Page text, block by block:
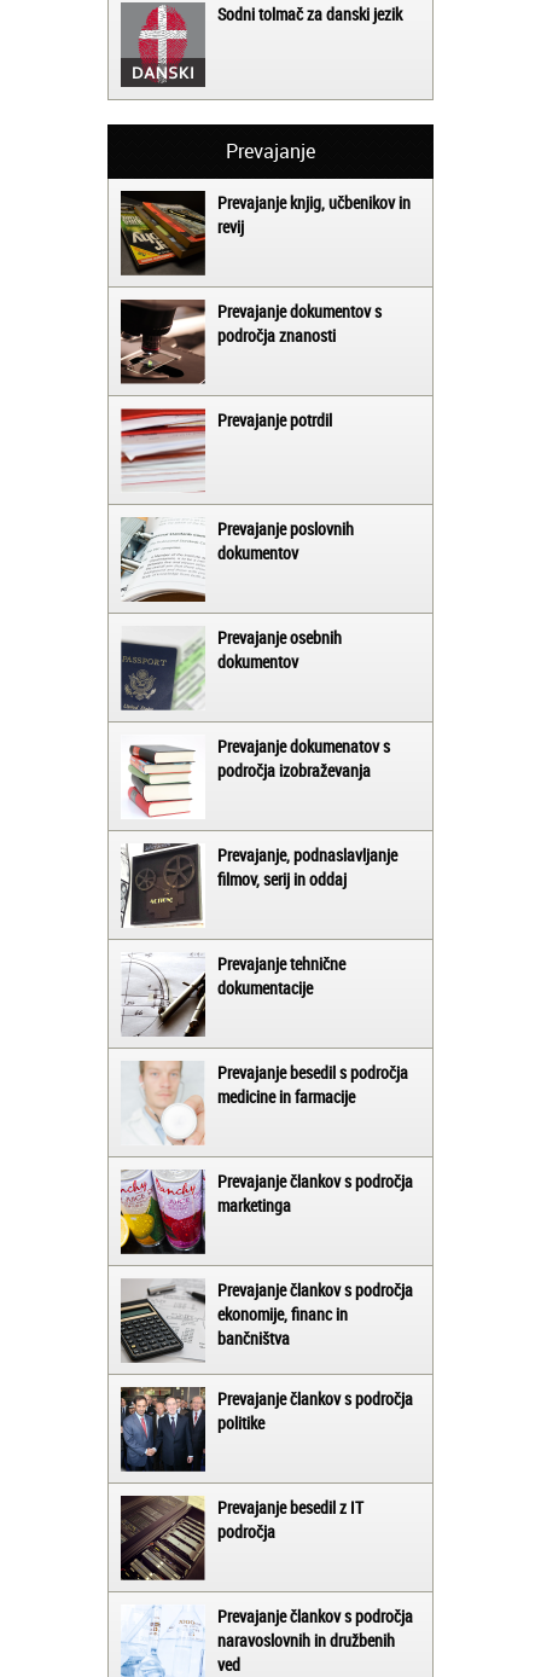
Sodni tolmač za danski jezik
Prevajanje
Prevajanje knjig, učbenikov in
revij
Prevajanje dokumentov s
področja znanosti
Prevajanje potrdil
Prevajanje poslovnih
dokumentov
Prevajanje osebnih
dokumentov
Prevajanje dokumenatov s
področja izobraževanja
Prevajanje, podnaslavljanje
filmov, serij in oddaj
Prevajanje tehnične
dokumentacije
Prevajanje besedil s področja
medicine in farmacije
Prevajanje člankov s področja
marketinga
Prevajanje člankov s področja
ekonomije, financ in
bančništva
Prevajanje člankov s področja
politike
Prevajanje besedil z IT
področja
Prevajanje člankov s področja
naravoslovnih in družbenih
ved